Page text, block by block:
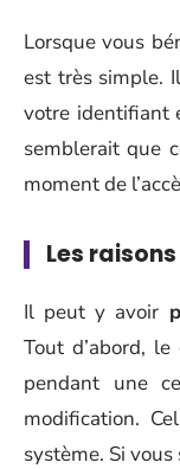
Lorsque vous
est très simple.
votre identifiant
semblerait que
moment de
Les raisons
Il peut y avoir
Tout d’abord,
pendant une
modification.
système. Si